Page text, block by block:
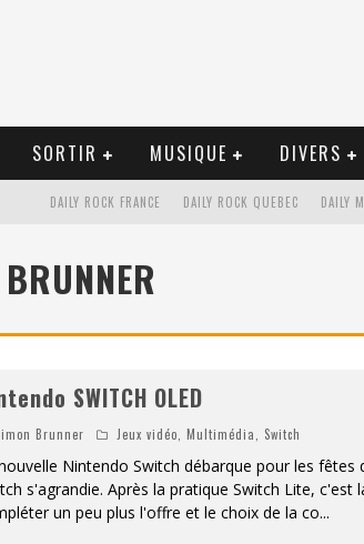
SORTIR MUSIQUE DIVERS
DAILY
DAILY ROCK QUEBEC
DAILY ROCK FRANCE
SWITCH OLED
Brunner Jeux vidéo ,Multimédia Switch
Nintendo Switch débarque pour les fêtes
s'agrandie. Après la pratique Switch Lite, c'est
un peu plus l'offre et le choix de la co...